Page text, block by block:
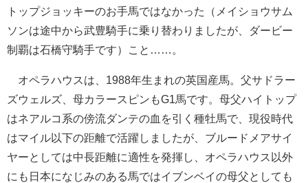
トップジョッキーのお手馬ではなかった（メイショウサム
ソンは途中から武豊騎手に乗り替わりましたが、ダービー
制覇は石橋守騎手です）こと……。
オペラハウスは、1988年生まれの英国産馬。父サドラー
ズウェルズ、母カラースピンもG1馬です。母父ハイトップ
はネアルコ系の傍流ダンテの血を引く種牡馬で、現役時代
はマイル以下の距離で活躍しましたが、ブルードメアサイ
ヤーとしては中長距離に適性を発揮し、オペラハウス以外
にも日本になじみのある馬ではイブンベイの母父としても